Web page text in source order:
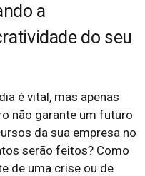
a
do seu
é vital, mas apenas
não garante um futuro
da sua empresa no
serão feitos? Como
de uma crise ou de